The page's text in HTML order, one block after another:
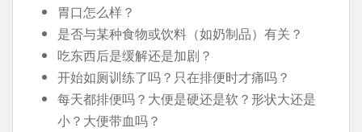
胃口怎么样？
是否与某种食物或饮料（如奶制品）有关？
吃东西后是缓解还是加剧？
开始如厕训练了吗？只在排便时才痛吗？
每天都排便吗？大便是硬还是软？形状大还是
小？大便带血吗？